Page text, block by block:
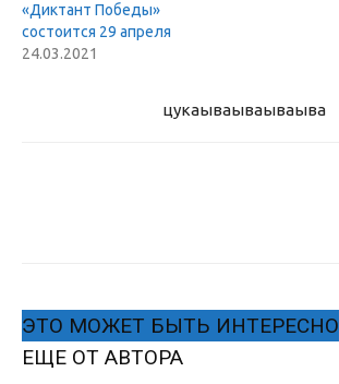
«Диктант Победы»
состоится 29 апреля
24.03.2021
цукаываываываыва
ЭТО МОЖЕТ БЫТЬ ИНТЕРЕСНО
ЕЩЕ ОТ АВТОРА